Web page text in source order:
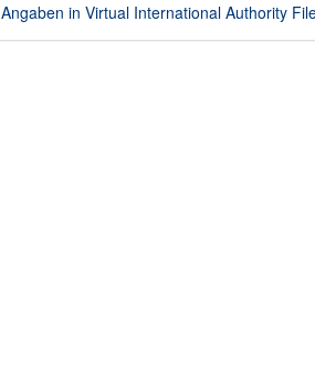
Angaben in Virtual International Authority